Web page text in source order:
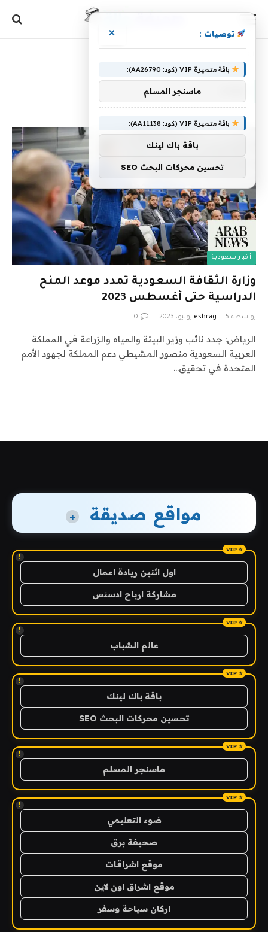
أخبار سعودية
وزارة الثقافة السعودية تمدد موعد المنح
الدراسية حتى أغسطس 2023
بواسطة eshrag 5 يوليو، 2023 0
الرياض: جدد نائب وزير البيئة والمياه والزراعة في المملكة
العربية السعودية منصور المشيطي دعم المملكة لجهود الأمم
المتحدة في تحقيق…
مواقع صديقة +
!
اول اثنين ريادة اعمال
مشاركة ارباح ادسنس
!
عالم الشباب
!
باقة باك لينك
تحسين محركات البحث SEO
!
ماسنجر المسلم
!
ضوء التعليمي
صحيفة برق
موقع اشراقات
موقع اشراق اون لاين
اركان سياحة وسفر
توصيات : ×
باقة متميزة VIP (كود: AA26790):
ماسنجر المسلم
باقة متميزة VIP (كود: AA11138):
باقة باك لينك
تحسين محركات البحث SEO